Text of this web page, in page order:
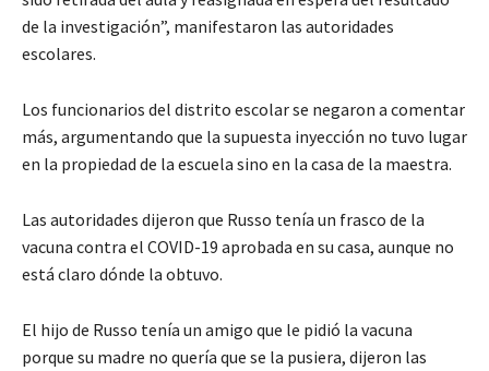
de la investigación”, manifestaron las autoridades
escolares.
Los funcionarios del distrito escolar se negaron a comentar
más, argumentando que la supuesta inyección no tuvo lugar
en la propiedad de la escuela sino en la casa de la maestra.
Las autoridades dijeron que Russo tenía un frasco de la
vacuna contra el COVID-19 aprobada en su casa, aunque no
está claro dónde la obtuvo.
El hijo de Russo tenía un amigo que le pidió la vacuna
porque su madre no quería que se la pusiera, dijeron las